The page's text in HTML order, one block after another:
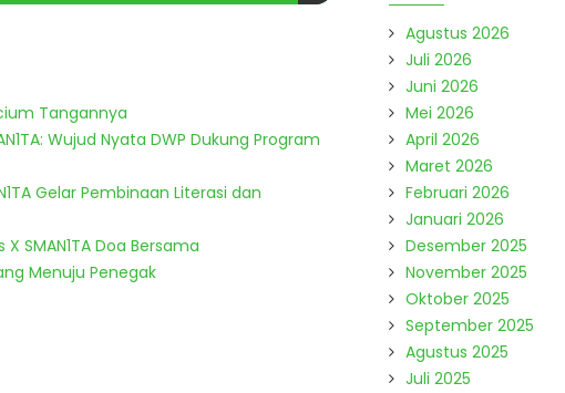
Tangannya
Wujud Nyata DWP Dukung Program
Gelar Pembinaan Literasi dan
SMAN1TA Doa Bersama
Menuju Penegak
Agustus 2026
Juli 2026
Juni 2026
Mei 2026
April 2026
Maret 2026
Februari 2026
Januari 2026
Desember 2025
November 2025
Oktober 2025
September 2025
Agustus 2025
Juli 2025